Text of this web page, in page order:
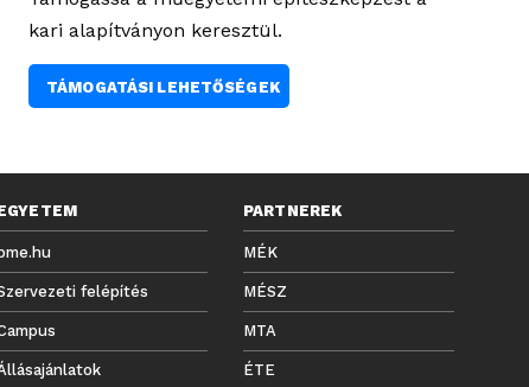
kari alapítványon keresztül.
TÁMOGATÁSI LEHETŐSÉGEK
bme.hu
felépítés
PARTNEREK
MÉK
MÉSZ
MTA
ÉTE